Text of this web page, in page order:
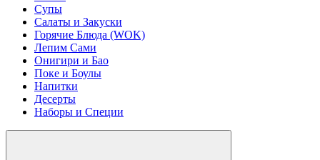
Супы
Салаты и Закуски
Горячие Блюда (WOK)
Лепим Сами
Онигири и Бао
Поке и Боулы
Напитки
Десерты
Наборы и Специи